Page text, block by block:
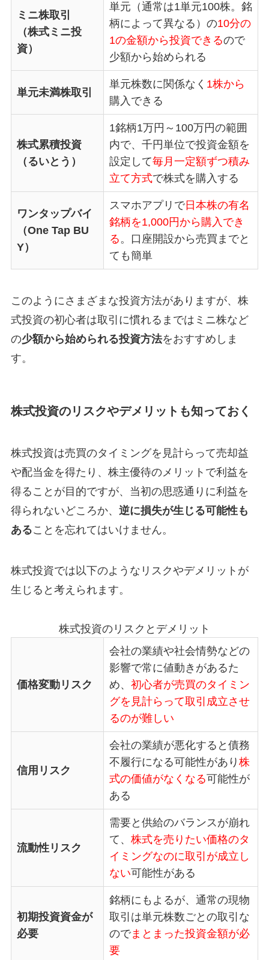
ミニ株取引
（株式ミニ投
資）
単元（通常は1単元100株。銘
柄によって異なる）の10分の
1の金額から投資できるので
少額から始められる
単元未満株取引
単元株数に関係なく 1株から
購入できる
株式累積投資
（るいとう）
1銘柄1万円～100万円の範囲
内で、千円単位で投資金額を
設定して毎月一定額ずつ積み
立て方式で株式を購入する
ワンタップバイ
（One Tap BU
Y）
スマホアプリで日本株の有名
銘柄を1,000円から購入でき
る。口座開設から売買までと
ても簡単
このようにさまざまな投資方法がありますが、株
式投資の初心者は取引に慣れるまではミニ株など
の少額から始められる投資方法をおすすめしま
す。
株式投資のリスクやデメリットも知っておく
株式投資は売買のタイミングを見計らって売却益
や配当金を得たり、株主優待のメリットで利益を
得ることが目的ですが、当初の思惑通りに利益を
得られないどころか、 逆に損失が生じる可能性も
あることを忘れてはいけません。
株式投資では以下のようなリスクやデメリットが
生じると考えられます。
株式投資のリスクとデメリット
価格変動リスク
会社の業績や社会情勢などの
影響で常に値動きがあるた
め、 初心者が売買のタイミン
グを見計らって取引成立させ
るのが難しい
信用リスク
会社の業績が悪化すると債務
不履行になる可能性があり 株
式の価値がなくなる可能性が
ある
流動性リスク
需要と供給のバランスが崩れ
て、 株式を売りたい価格のタ
イミングなのに取引が成立し
ない可能性がある
初期投資資金が
必要
銘柄にもよるが、通常の現物
取引は単元株数ごとの取引な
のでまとまった投資金額が必
要